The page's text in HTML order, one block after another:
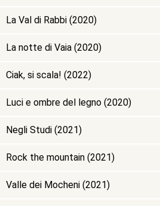
La Val di Rabbi (2020)
La notte di Vaia (2020)
Ciak, si scala! (2022)
Luci e ombre del legno (2020)
Negli Studi (2021)
Rock the mountain (2021)
Valle dei Mocheni (2021)